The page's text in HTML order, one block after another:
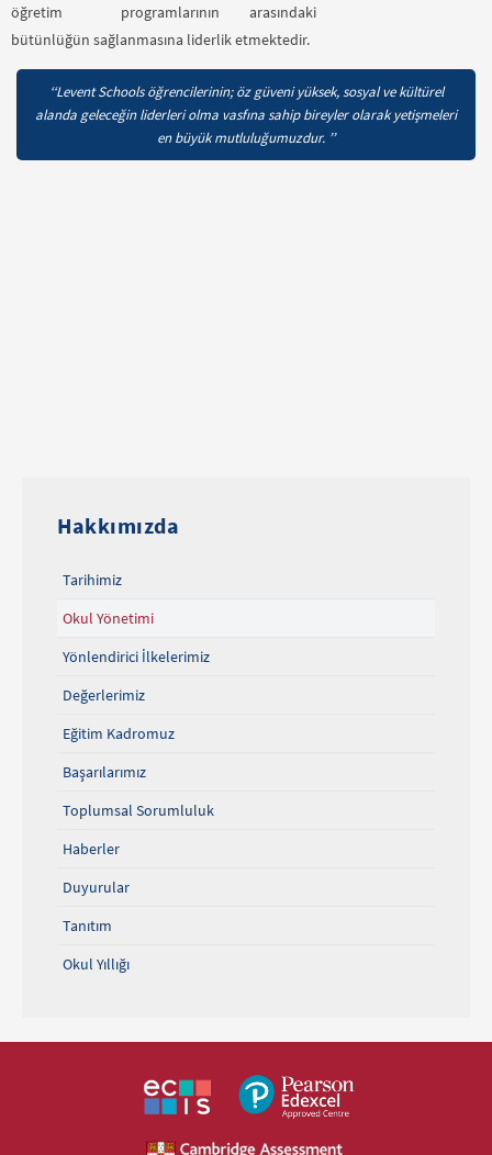
öğretim programlarının arasındaki
bütünlüğün sağlanmasına liderlik etmektedir.
‘‘Levent Schools öğrencilerinin; öz güveni yüksek, sosyal ve kültürel
alanda geleceğin liderleri olma vasfına sahip bireyler olarak yetişmeleri
en büyük mutluluğumuzdur. ’’
Hakkımızda
Tarihimiz
Okul Yönetimi
Yönlendirici İlkelerimiz
Değerlerimiz
Eğitim Kadromuz
Başarılarımız
Toplumsal Sorumluluk
Haberler
Duyurular
Tanıtım
Okul Yıllığı